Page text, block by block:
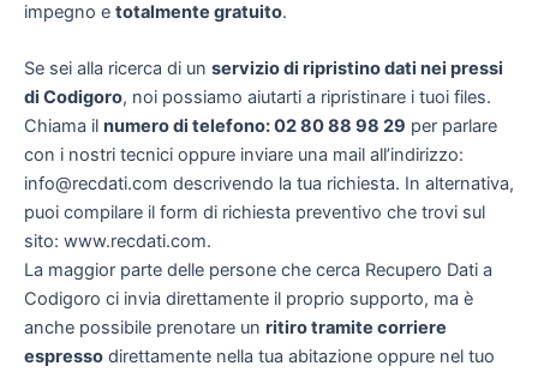
impegno e totalmente gratuito.
Se sei alla ricerca di un servizio di ripristino dati nei pressi
di Codigoro, noi possiamo aiutarti a ripristinare i tuoi files.
Chiama il numero di telefono: 02 80 88 98 29 per parlare
con i nostri tecnici oppure inviare una mail all’indirizzo:
info@recdati.com descrivendo la tua richiesta. In alternativa,
puoi compilare il form di richiesta preventivo che trovi sul
sito: www.recdati.com.
La maggior parte delle persone che cerca Recupero Dati a
Codigoro ci invia direttamente il proprio supporto, ma è
anche possibile prenotare un ritiro tramite corriere
espresso direttamente nella tua abitazione oppure nel tuo